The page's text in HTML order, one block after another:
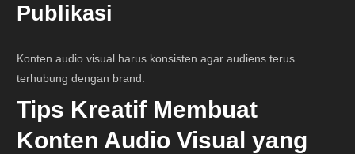
Publikasi
Konten audio visual harus konsisten agar audiens terus
terhubung dengan brand.
Tips Kreatif Membuat
Konten Audio Visual yang